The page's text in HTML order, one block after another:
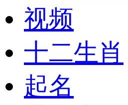
视频
十二生肖
起名